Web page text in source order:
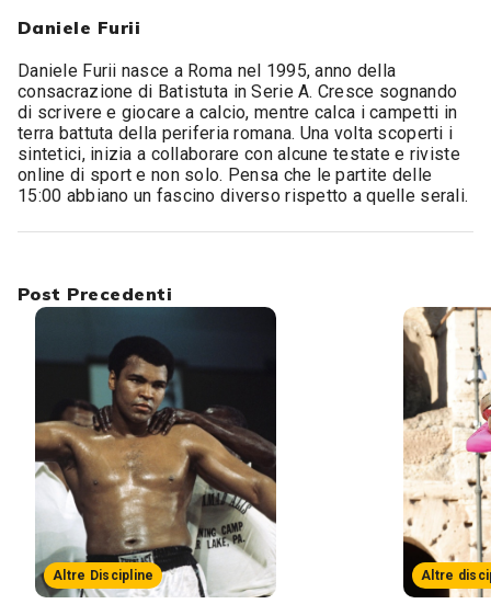
Daniele Furii
Daniele Furii nasce a Roma nel 1995, anno della
consacrazione di Batistuta in Serie A. Cresce sognando
di scrivere e giocare a calcio, mentre calca i campetti in
terra battuta della periferia romana. Una volta scoperti i
sintetici, inizia a collaborare con alcune testate e riviste
online di sport e non solo. Pensa che le partite delle
15:00 abbiano un fascino diverso rispetto a quelle serali.
Post Precedenti
Altre Discipline Altre